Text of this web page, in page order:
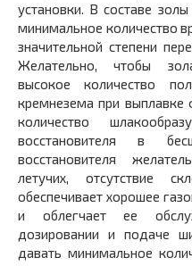
установки. В составе
минимальное количество
значительной степени
Желательно, чтобы
высокое количество
кремнезема при выплавке
количество
восстановителя в
восстановителя
летучих, отсутствие
обеспечивает хорошее
и облегчает ее
дозировании и подаче
давать минимальное